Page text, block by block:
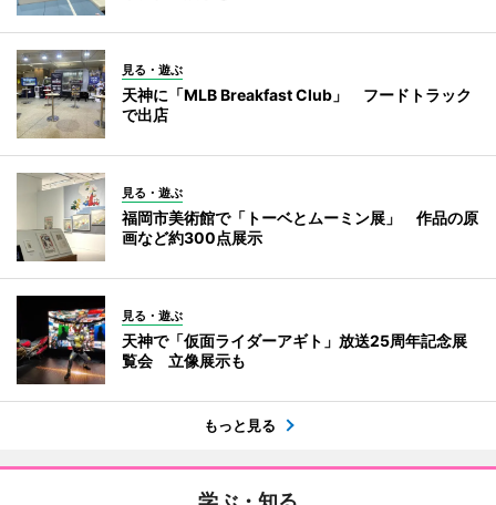
見る・遊ぶ
天神に「MLB Breakfast Club」 フードトラック
で出店
見る・遊ぶ
福岡市美術館で「トーベとムーミン展」 作品の原
画など約300点展示
見る・遊ぶ
天神で「仮面ライダーアギト」放送25周年記念展
覧会 立像展示も
もっと見る